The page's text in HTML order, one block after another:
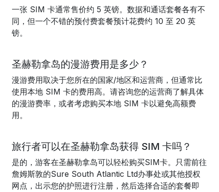
一张 SIM 卡通常售价约 5 英镑。数据和通话套餐各有不
同，但一个不错的预付费套餐预计花费约 10 至 20 英
镑。
圣赫勒拿岛的漫游费用是多少？
漫游费用取决于您所在的国家/地区和运营商，但通常比
使用本地 SIM 卡的费用高。请咨询您的运营商了解具体
的漫游费率，或者考虑购买本地 SIM 卡以避免高额费
用。
旅行者可以在圣赫勒拿岛获得 SIM 卡吗？
是的，游客在圣赫勒拿岛可以轻松购买SIM卡。只需前往
詹姆斯敦的Sure South Atlantic Ltd办事处或其他授权
网点，出示您的护照进行注册，然后选择合适的套餐即